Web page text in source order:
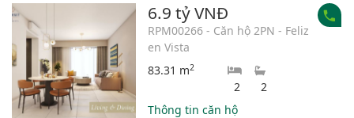
6.9 tỷ VNĐ
RPM00266 - Căn hộ 2PN - Feliz
en Vista
83.31 m2
2
2
Thông tin căn hộ